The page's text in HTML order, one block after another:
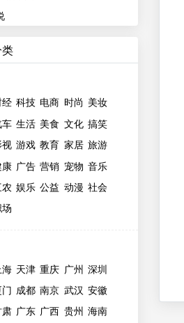
经 科技 电商 时尚 美妆
生活 美食 文化 搞笑
游戏 教育 家居 旅游
广告 营销 宠物 音乐
娱乐 公益 动漫 社会
海 天津 重庆 广州 深圳
成都 南京 武汉 安徽
广东 广西 贵州 海南